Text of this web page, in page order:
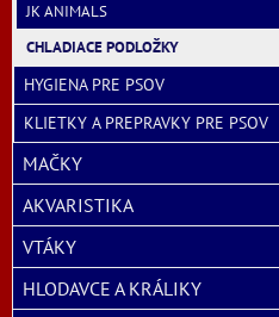
JK ANIMALS
CHLADIACE PODLOŽKY
HYGIENA PRE PSOV
KLIETKY A PREPRAVKY PRE PSOV
MAČKY
AKVARISTIKA
VTÁKY
HLODAVCE A KRÁLIKY